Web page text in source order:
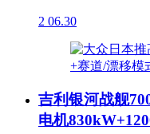
2 06.30
吉利银河战舰
电机